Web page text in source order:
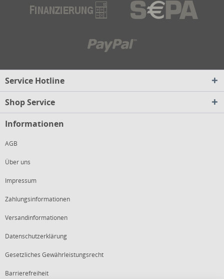
Service Hotline
Shop Service
Informationen
AGB
Über uns
Impressum
Zahlungsinformationen
Versandinformationen
Datenschutzerklärung
Gesetzliches Gewährleistungsrecht
Barrierefreiheit